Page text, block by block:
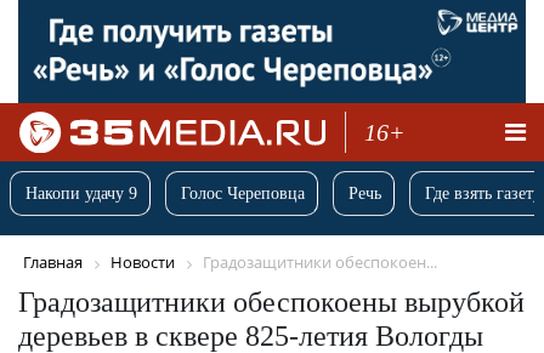
16+
Накопи удачу 9 Голос Череповца Речь Где взять
Главная Новости Градозащитники обеспокоен...
Градозащитники обеспокоены вырубкой
деревьев в сквере 825-летия Вологды